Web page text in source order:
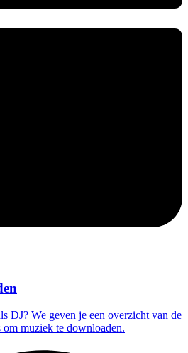
DJ? We geven je een overzicht van de
om muziek te downloaden.